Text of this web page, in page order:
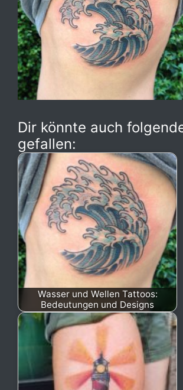
Dir könnte auch
gefallen:
Wasser und Wellen Tattoos:
Bedeutungen und Designs